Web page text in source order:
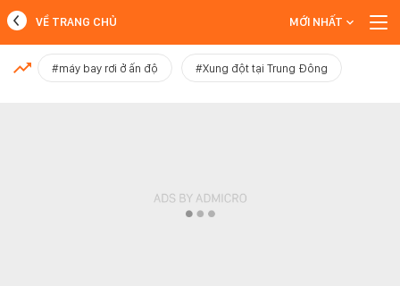
MỚI NHẤT
VỀ TRANG CHỦ MỚI NHẤT
#máy bay rơi ở ấn độ #Xung đột tại Trung Đông